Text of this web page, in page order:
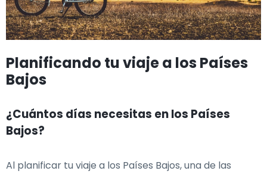
Planificando tu viaje a los Países
Bajos
¿Cuántos días necesitas en los Países
Bajos?
Al planificar tu viaje a los Países Bajos, una de las